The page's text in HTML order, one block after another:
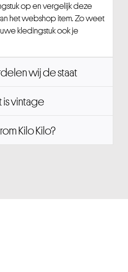
op en vergelijk deze
het webshop item. Zo weet
kledingstuk ook je
wij de staat
is vintage
Kilo Kilo?